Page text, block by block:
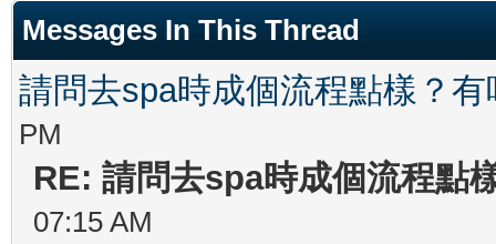
Messages In This Thread
請問去spa時成個流程點樣？
PM
RE: 請問去spa時成個流程點
07:15 AM